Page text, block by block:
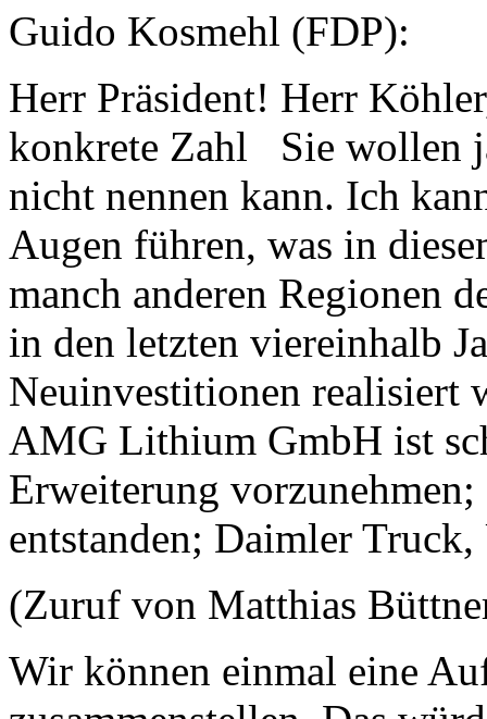
Guido Kosmehl (FDP):
Herr Präsident! Herr
konkrete Zahl Sie wollen
nicht nennen kann. Ich
Augen führen, was in
manch anderen Regionen
in den letzten viereinhalb
Neuinvestitionen realisiert
AMG Lithium GmbH ist
Erweiterung
entstanden; Daimler
(Zuruf von Matthias
Wir können einmal eine